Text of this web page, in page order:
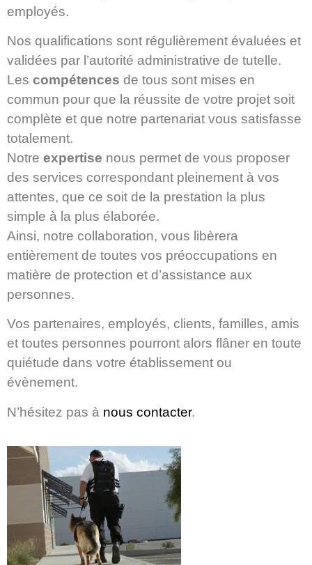
employés.
Nos qualifications sont régulièrement évaluées et
validées par l’autorité administrative de tutelle.
Les compétences de tous sont mises en
commun pour que la réussite de votre projet soit
complète et que notre partenariat vous satisfasse
totalement.
Notre expertise nous permet de vous proposer
des services correspondant pleinement à vos
attentes, que ce soit de la prestation la plus
simple à la plus élaborée.
Ainsi, notre collaboration, vous libèrera
entièrement de toutes vos préoccupations en
matière de protection et d’assistance aux
personnes.
Vos partenaires, employés, clients, familles, amis
et toutes personnes pourront alors flâner en toute
quiétude dans votre établissement ou
évènement.
N’hésitez pas à nous contacter.